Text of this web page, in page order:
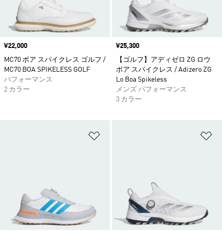
価格
¥22,000
MC70 ボア スパイクレス ゴルフ /
MC70 BOA SPIKELESS GOLF
パフォーマンス
2 カラー
価格
¥25,300
【ゴルフ】アディゼロ ZG ロウ
ボア スパイクレス / Adizero ZG
Lo Boa Spikeless
メンズ パフォーマンス
3 カラー